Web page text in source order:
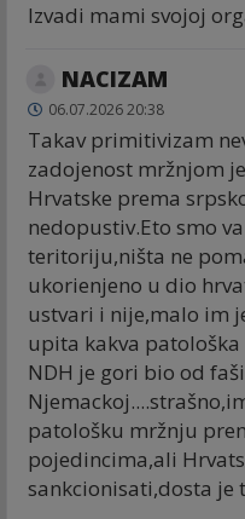
Izvadi mami svojoj
NACIZAM
06.07.2026 20:38
Takav primitivizam
zadojenost mržnjom
Hrvatske prema
nedopustiv.Eto smo
teritoriju,ništa ne
ukorienjeno u dio
ustvari i nije,malo im
upita kakva
NDH je gori bio od
patološku mržnju
pojedincima,ali
sankcionisati,dosta je